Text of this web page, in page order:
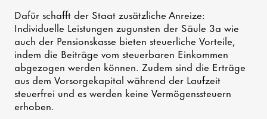
Dafür schafft der Staat zusätzliche Anreize:
Individuelle Leistungen zugunsten der Säule 3a wie
auch der Pensionskasse bieten steuerliche Vorteile,
indem die Beiträge vom steuerbaren Einkommen
abgezogen werden können. Zudem sind die Erträge
aus dem Vorsorgekapital während der Laufzeit
steuerfrei und es werden keine Vermögenssteuern
erhoben.